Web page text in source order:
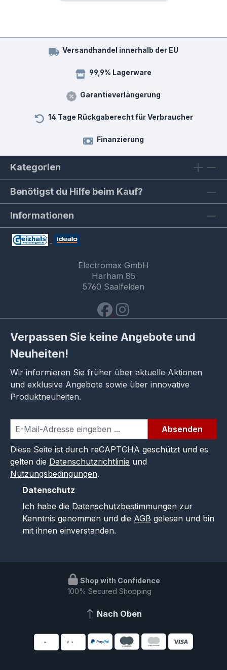
Versandhandel innerhalb der EU
99,9% Lagerware
Garantieverlängerung
14 Tage Rückgaberecht für Verbraucher
Finanzierung
Kategorien
Benötigst du Hilfe beim Kauf?
Informationen
Electromax GmbH
Harham 85
5760 Saalfelden
Verpassen Sie keine Angebote und
Neuheiten!
Wir informieren Sie früher über aktuelle Aktionen
und exklusive Angebote sowie über innovative
Produktneuheiten.
Absenden
Diese Seite ist durch reCAPTCHA geschützt und es
gelten die Datenschutzrichtlinie und
Nutzungsbedingungen.
Datenschutz
Ich habe die Datenschutzbestimmungen zur
Kenntnis genommen und die AGB gelesen und bin
mit ihnen einverstanden.
Shop with Confidence
100% Secured Shopping
Nach Oben